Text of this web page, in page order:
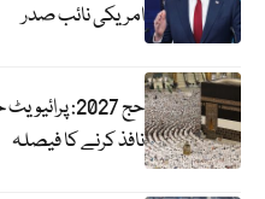
امریکی نائب صدر
حج 2027:
نافذ کرنے کا فیصلہ